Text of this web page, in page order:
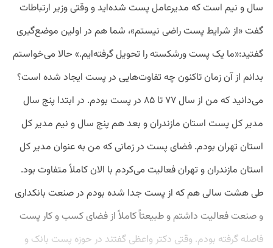
سال و نیم است که مدیرعامل پست شده‌اید و وقتی وزیر ارتباطات
گفت «از شرایط پست راضی نیستم»، شما هم در اولین موضع‌گیری
گفتید:«ما یک پست ورشکسته را تحویل گرفته‌ایم.» حالا می‌خواستم
بدانم از آن زمان تاکنون چه تفاوت‌هایی در پست ایجاد شده است؟
می‌دانید که من از سال ۷۷ تا ۸۵ در پست بودم. در ابتدا پنج سال
مدیر کل پست استان مازندران و بعد هم پنج سال و نیم مدیر کل
استان تهران بودم. فضای پست در زمانی که من به عنوان مدیر کل
استان مازندران و تهران فعالیت می‌کردم با الان کاملاً متفاوت بود.
طی هشت سالی هم که از پست جدا شده بودم در صنعت بانکداری
و صنعت فعالیت داشتم و طبیعتاً کاملاً از فضای کسب و کار پست
فاصله گرفته بودم. وقتی دکتر واعظی گفتند در حوزه پست بانک و